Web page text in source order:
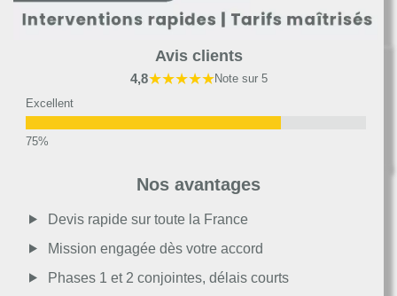
Avis clients
4,8★★★★★Note sur 5
Excellent
Moyen
Passable
Nos avantages
Devis rapide sur toute la France
Mission engagée dès votre accord
Phases 1 et 2 conjointes, délais courts